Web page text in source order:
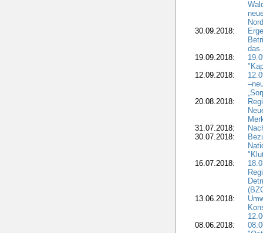
30.09.2018:
das
19.09.2018:
12.09.2018:
20.08.2018:
31.07.2018:
30.07.2018:
16.07.2018:
13.06.2018:
08.06.2018: